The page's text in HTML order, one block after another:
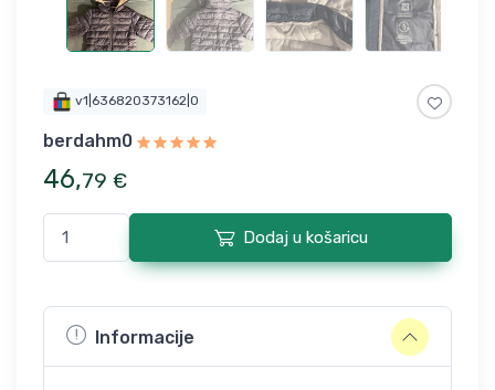
v1|636820373162|0
berdahm0
46,79 €
Dodaj u košaricu
Informacije